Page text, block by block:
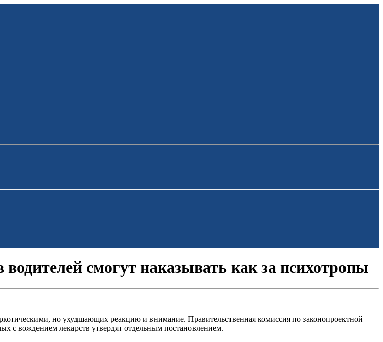
смогут наказывать как за психотропы
но ухудшающих реакцию и внимание. Правительственная комиссия по законопроектной
с вождением лекарств утвердят отдельным постановлением.